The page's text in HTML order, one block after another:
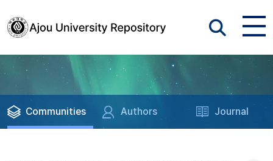
Communities Authors Journal